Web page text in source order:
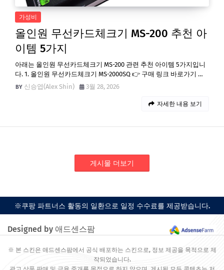
가성비
올인원 무선카드체크기 MS-200 추천 아
이템 5가지
아래는 올인원 무선카드체크기 MS-200 관련 추천 아이템 5가지입니
다. 1. 올인원 무선카드체크기 MS-2000SQ 👉 구매 링크 바로가기 …
신승엽(Alex Shin)
3월 28, 2026
자세한 내용 보기
게시물 더보기
※쿠팡 파트너스 활동의 일환으로 일정 수수료를 제공받습니다.
Designed by 애드센스팜
※ 본 스킨은 애드센스팜에서 공식 배포하는 스킨으로, 정보 제공을 목적으로 제
작되었습니다.